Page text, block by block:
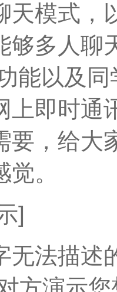
天模式，
够多人聊
能以及
上即时通
要，给大
。
]
无法描述